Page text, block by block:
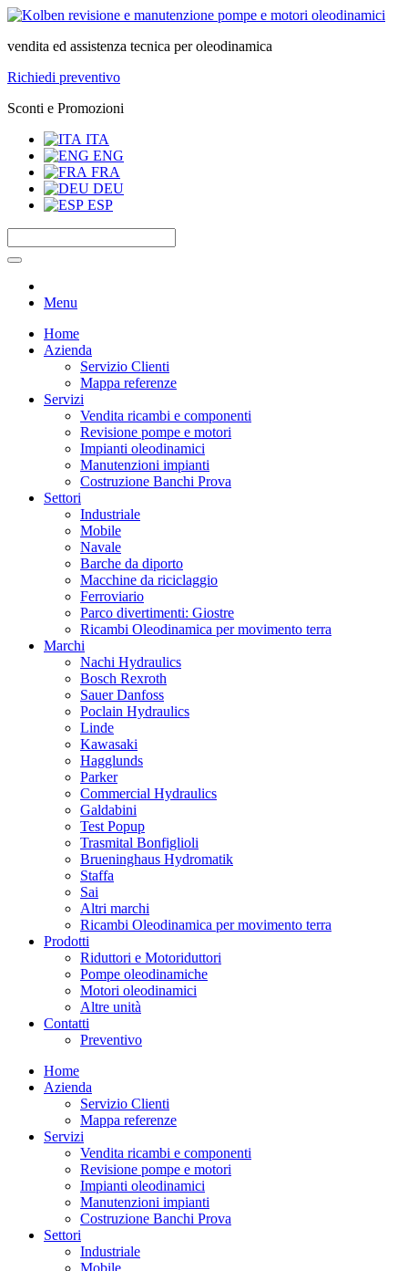
vendita ed assistenza tecnica per oleodinamica
Richiedi preventivo
Sconti e Promozioni
ITA
ENG
FRA
DEU
ESP
Menu
Home
Azienda
Servizio Clienti
Mappa referenze
Servizi
Vendita ricambi e componenti
Revisione pompe e motori
Impianti oleodinamici
Manutenzioni impianti
Costruzione Banchi Prova
Settori
Industriale
Mobile
Navale
Barche da diporto
Macchine da riciclaggio
Ferroviario
Parco divertimenti: Giostre
Ricambi Oleodinamica per movimento terra
Marchi
Nachi Hydraulics
Bosch Rexroth
Sauer Danfoss
Poclain Hydraulics
Linde
Kawasaki
Hagglunds
Parker
Commercial Hydraulics
Galdabini
Test Popup
Trasmital Bonfiglioli
Brueninghaus Hydromatik
Staffa
Sai
Altri marchi
Ricambi Oleodinamica per movimento terra
Prodotti
Riduttori e Motoriduttori
Pompe oleodinamiche
Motori oleodinamici
Altre unità
Contatti
Preventivo
Home
Azienda
Servizio Clienti
Mappa referenze
Servizi
Vendita ricambi e componenti
Revisione pompe e motori
Impianti oleodinamici
Manutenzioni impianti
Costruzione Banchi Prova
Settori
Industriale
Mobile